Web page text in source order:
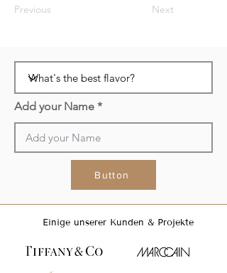
Previous Next
Add your Name
Button
Einige unserer Kunden & Projekte